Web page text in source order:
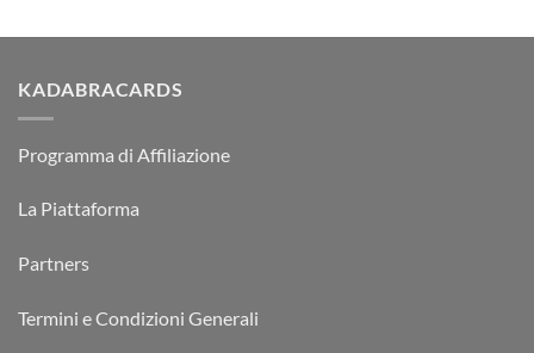
KADABRACARDS
Programma di Affiliazione
La Piattaforma
Partners
Termini e Condizioni Generali